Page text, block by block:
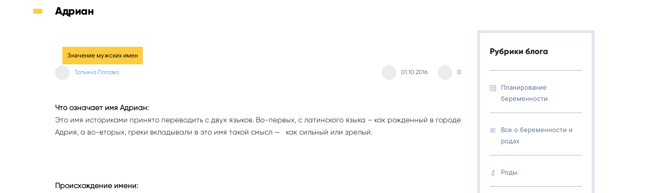
Адриан
Значение мужских имен
Татьяна Попова 01.10.2016 0
Что означает имя Адриан:
Это имя историками принято переводить с двух языков. Во-первых, с латинского языка – как рожденный в городе
Адрия, а во-вторых, греки вкладывали в это имя такой смысл — как сильный или зрелый.
Происхождение имени:
Рубрики блога
Планирование
беременности
Все о беременности и
родах
Роды